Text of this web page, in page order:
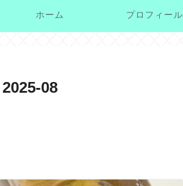
ホーム プロフィール
2025-08